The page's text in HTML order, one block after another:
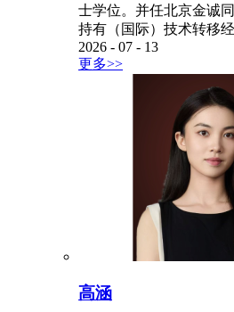
士学位。并任北京金诚
持有（国际）技术转移
2026 - 07 - 13
更多>>
高涵